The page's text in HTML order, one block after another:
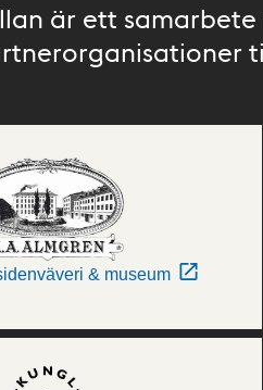
är ett
& museum